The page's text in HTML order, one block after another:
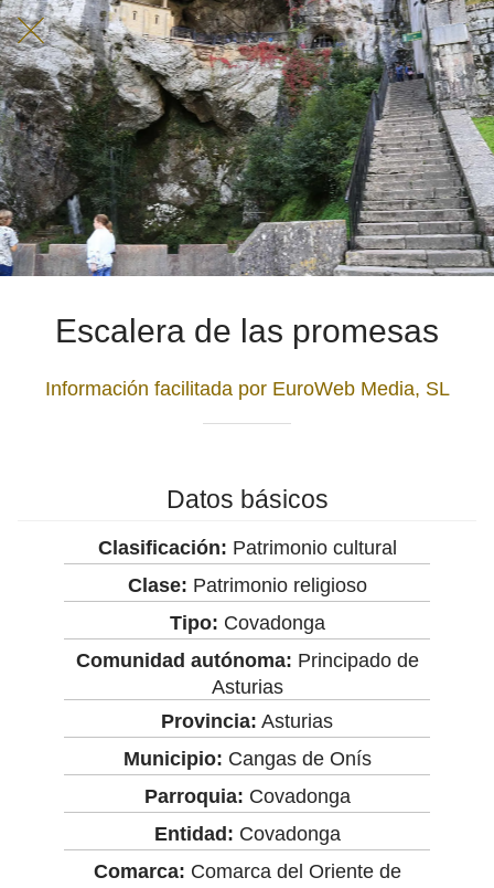
Escalera de las promesas
Información facilitada por EuroWeb Media, SL
Datos básicos
Clasificación: Patrimonio cultural
Clase: Patrimonio religioso
Tipo: Covadonga
Comunidad autónoma: Principado de
Asturias
Provincia: Asturias
Municipio: Cangas de Onís
Parroquia: Covadonga
Entidad: Covadonga
Comarca: Comarca del Oriente de